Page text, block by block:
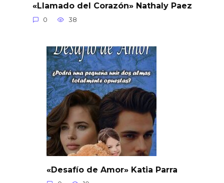
«Llamado del Corazón» Nathaly Paez
0 38
«Desafío de Amor» Katia Parra